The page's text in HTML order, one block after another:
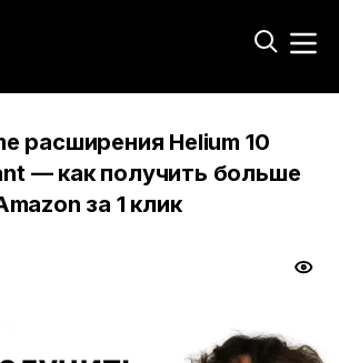
расширения Helium 10
— как получить больше
за 1 клик